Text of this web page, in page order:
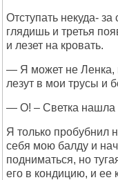
Отступать некуда-
глядишь и третья
и лезет на кровать.
— Я может не Ленка,
лезут в мои трусы и
— О! – Светка нашла
Я только пробубнил
себя мою балду и
подниматься, но
его в кондицию, и ее